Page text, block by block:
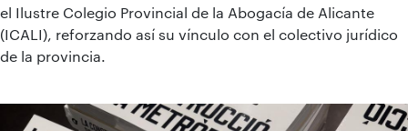
el Ilustre Colegio Provincial de la Abogacía de Alicante
(ICALI), reforzando así su vínculo con el colectivo jurídico
de la provincia.